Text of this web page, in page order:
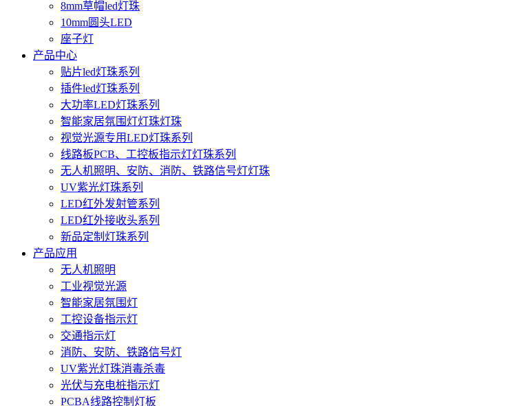
8mm草帽led灯珠
10mm圆头LED
座子灯
产品中心
贴片led灯珠系列
插件led灯珠系列
大功率LED灯珠系列
智能家居氛围灯灯珠灯珠
视觉光源专用LED灯珠系列
线路板PCB、工控板指示灯灯珠系列
无人机照明、安防、消防、铁路信号灯灯珠
UV紫光灯珠系列
LED红外发射管系列
LED红外接收头系列
新品定制灯珠系列
产品应用
无人机照明
工业视觉光源
智能家居氛围灯
工控设备指示灯
交通指示灯
消防、安防、铁路信号灯
UV紫光灯珠消毒杀毒
光伏与充电桩指示灯
PCBA线路控制灯板